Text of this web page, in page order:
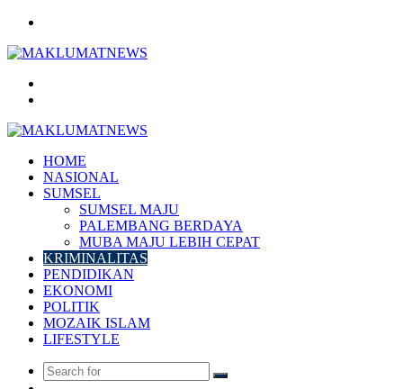
HOME
NASIONAL
SUMSEL
SUMSEL MAJU
PALEMBANG BERDAYA
MUBA MAJU LEBIH CEPAT
KRIMINALITAS
PENDIDIKAN
EKONOMI
POLITIK
MOZAIK ISLAM
LIFESTYLE
Search